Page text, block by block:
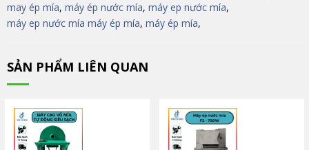
may ép mía, máy ép nước mía, máy ep nước mía,
máy ep nước mía máy ép mía, máy ép mía,
SẢN PHẨM LIÊN QUAN